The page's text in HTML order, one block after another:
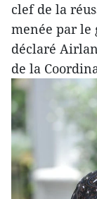
clef de la
menée par le
déclaré
de la